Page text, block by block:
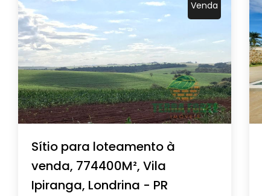
Venda
Sítio para loteamento à
venda, 774400M², Vila
Ipiranga, Londrina - PR